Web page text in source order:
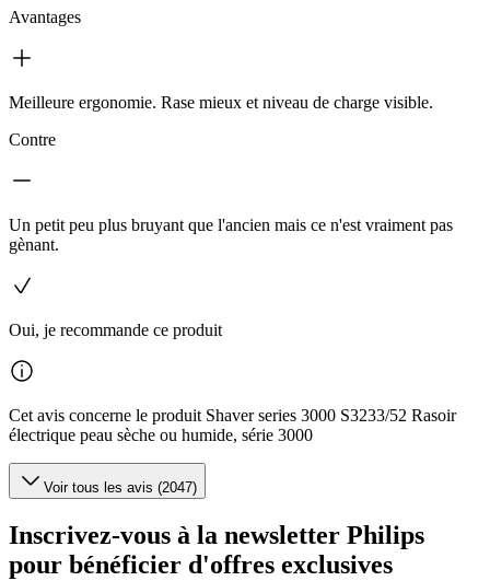
Avantages
Meilleure ergonomie. Rase mieux et niveau de charge visible.
Contre
Un petit peu plus bruyant que l'ancien mais ce n'est vraiment pas
gènant.
Oui, je recommande ce produit
Cet avis concerne le produit Shaver series 3000 S3233/52 Rasoir
électrique peau sèche ou humide, série 3000
Voir tous les avis (2047)
Inscrivez-vous à la newsletter Philips
pour bénéficier d'offres exclusives